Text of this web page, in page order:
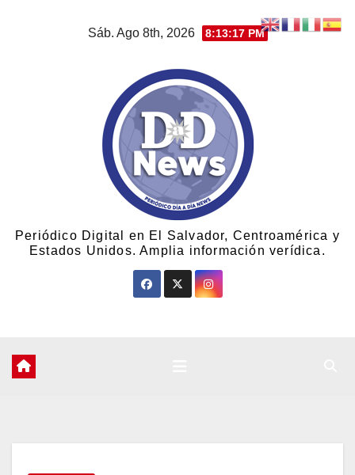
Sáb. Ago 8th, 2026 8:13:18 PM
Periódico Digital en El Salvador, Centroamérica y
Estados Unidos. Amplia información verídica.